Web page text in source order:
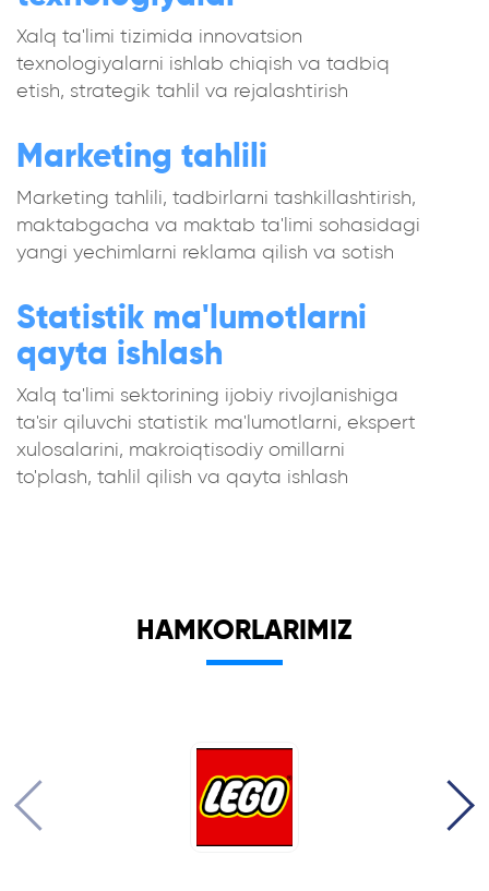
Xalq ta'limi tizimida innovatsion
texnologiyalarni ishlab chiqish va tadbiq
etish, strategik tahlil va rejalashtirish
Marketing tahlili
Marketing tahlili, tadbirlarni tashkillashtirish,
maktabgacha va maktab ta'limi sohasidagi
yangi yechimlarni reklama qilish va sotish
Statistik ma'lumotlarni
qayta ishlash
Xalq ta'limi sektorining ijobiy rivojlanishiga
ta'sir qiluvchi statistik ma'lumotlarni, ekspert
xulosalarini, makroiqtisodiy omillarni
to'plash, tahlil qilish va qayta ishlash
HAMKORLARIMIZ